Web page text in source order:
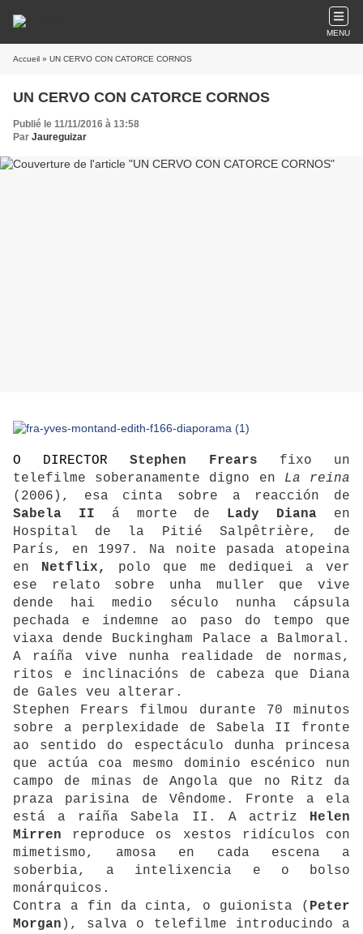
MENU
Accueil » UN CERVO CON CATORCE CORNOS
UN CERVO CON CATORCE CORNOS
Publié le 11/11/2016 à 13:58
Par Jaureguizar
O DIRECTOR Stephen Frears fixo un
telefilme soberanamente digno en La reina
(2006), esa cinta sobre a reacción de
Sabela II á morte de Lady Diana en
Hospital de la Pitié Salpêtrière, de
París, en 1997. Na noite pasada atopeina
en Netflix,
polo que me dediquei a ver
ese relato sobre unha muller que vive
dende hai medio século nunha cápsula
pechada e indemne ao paso do tempo que
viaxa dende Buckingham Palace a Balmoral.
A raíña vive nunha realidade de normas,
ritos e inclinacións de cabeza que Diana
de Gales veu alterar.
Stephen Frears filmou durante 70 minutos
sobre a perplexidade de Sabela II fronte
ao sentido do espectáculo dunha princesa
que actúa coa mesmo dominio escénico nun
campo de minas de Angola que no Ritz da
praza parisina de Vêndome. Fronte a ela
está a raíña Sabela II. A actriz Helen
Mirren reproduce os xestos ridículos con
mimetismo, amosa en cada escena a
soberbia, a intelixencia e o bolso
monárquicos.
Contra a fin da cinta, o guionista ( Peter
Morgan ), salva o telefilme introducindo a